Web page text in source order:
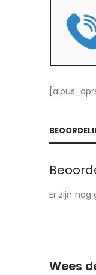
Er zijn nog
Wees